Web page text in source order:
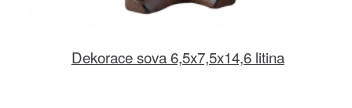
Dekorace sova 6,5x7,5x14,6 litina